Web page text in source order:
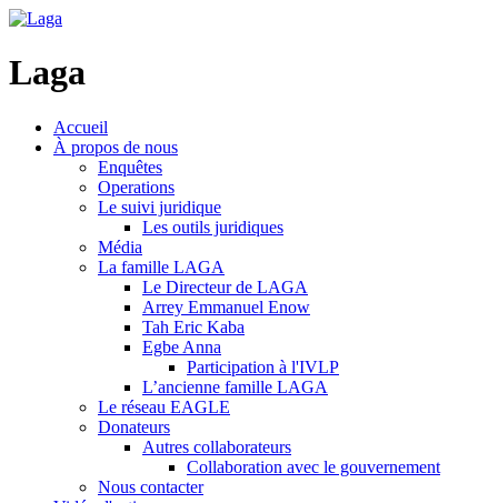
Laga
Accueil
À propos de nous
Enquêtes
Operations
Le suivi juridique
Les outils juridiques
Média
La famille LAGA
Le Directeur de LAGA
Arrey Emmanuel Enow
Tah Eric Kaba
Egbe Anna
Participation à l'IVLP
L’ancienne famille LAGA
Le réseau EAGLE
Donateurs
Autres collaborateurs
Collaboration avec le gouvernement
Nous contacter